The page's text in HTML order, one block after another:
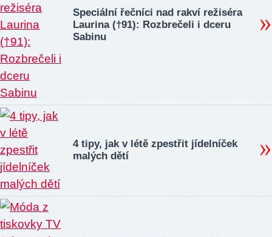
Speciální řečníci nad rakví režiséra
Laurina (†91): Rozbrečeli i dceru
Sabinu
4 tipy, jak v létě zpestřit jídelníček
malých dětí